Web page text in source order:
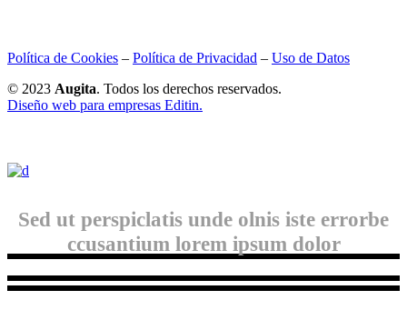
Política de Cookies – Política de Privacidad – Uso de Datos
© 2023 Augita. Todos los derechos reservados.
Diseño web para empresas Editin.
Sed ut perspiclatis unde olnis iste errorbe
ccusantium lorem ipsum dolor